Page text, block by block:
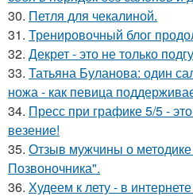
30. Петля для чекалиной.
31. Тренировочный блог
32. Декрет - это не только
33. Татьяна Буланова: один
ножа - как певица
34. Пресс при графике 5/5 -
везение!
35. Отзыв мужчины о
Позвоночника".
36. Худеем к лету - в